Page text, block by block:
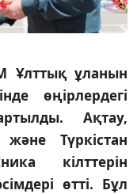
Ұлттық ұланын
өңірлердегі
Ақтау,
Түркістан
кілттерін
өтті. Бұл